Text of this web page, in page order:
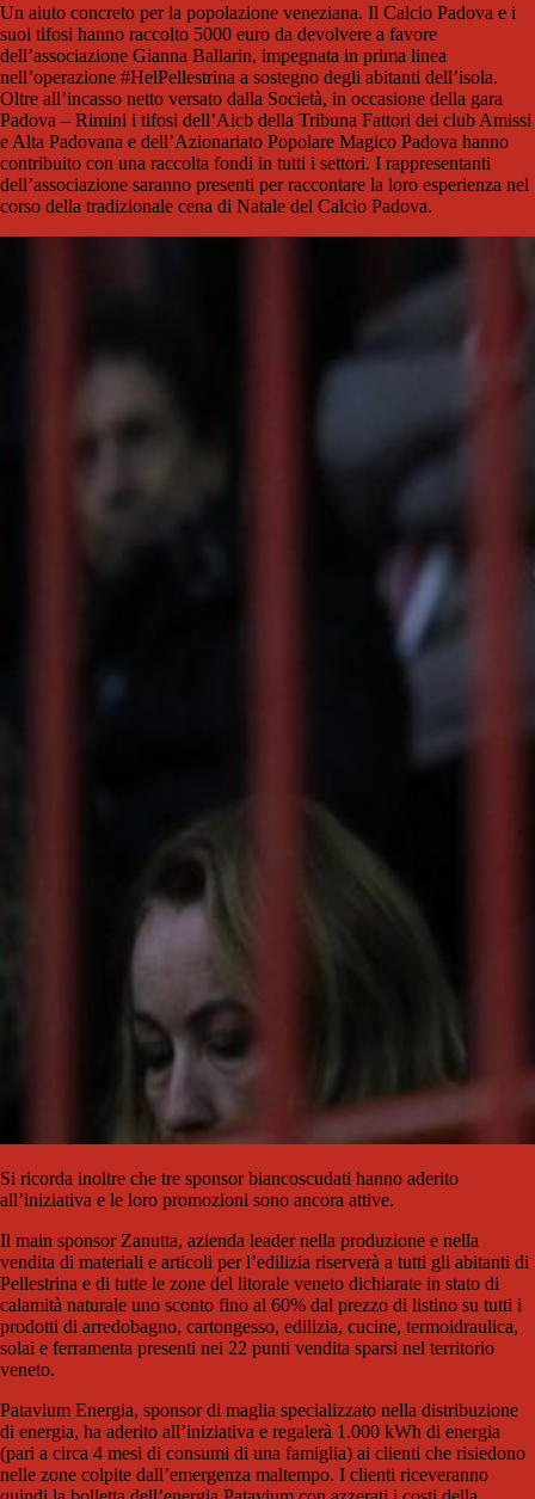
Un aiuto concreto per la popolazione veneziana. Il Calcio Padova e i
suoi tifosi hanno raccolto 5000 euro da devolvere a favore
dell’associazione Gianna Ballarin, impegnata in prima linea
nell’operazione #HelPellestrina a sostegno degli abitanti dell’isola.
Oltre all’incasso netto versato dalla Società, in occasione della gara
Padova – Rimini i tifosi dell’Aicb della Tribuna Fattori dei club Amissi
e Alta Padovana e dell’Azionariato Popolare Magico Padova hanno
contribuito con una raccolta fondi in tutti i settori. I rappresentanti
dell’associazione saranno presenti per raccontare la loro esperienza nel
corso della tradizionale cena di Natale del Calcio Padova.
Si ricorda inoltre che tre sponsor biancoscudati hanno aderito
all’iniziativa e le loro promozioni sono ancora attive.
Il main sponsor Zanutta, azienda leader nella produzione e nella
vendita di materiali e articoli per l’edilizia riserverà a tutti gli abitanti di
Pellestrina e di tutte le zone del litorale veneto dichiarate in stato di
calamità naturale uno sconto fino al 60% dal prezzo di listino su tutti i
prodotti di arredobagno, cartongesso, edilizia, cucine, termoidraulica,
solai e ferramenta presenti nei 22 punti vendita sparsi nel territorio
veneto.
Patavium Energia, sponsor di maglia specializzato nella distribuzione
di energia, ha aderito all’iniziativa e regalerà 1.000 kWh di energia
(pari a circa 4 mesi di consumi di una famiglia) ai clienti che risiedono
nelle zone colpite dall’emergenza maltempo. I clienti riceveranno